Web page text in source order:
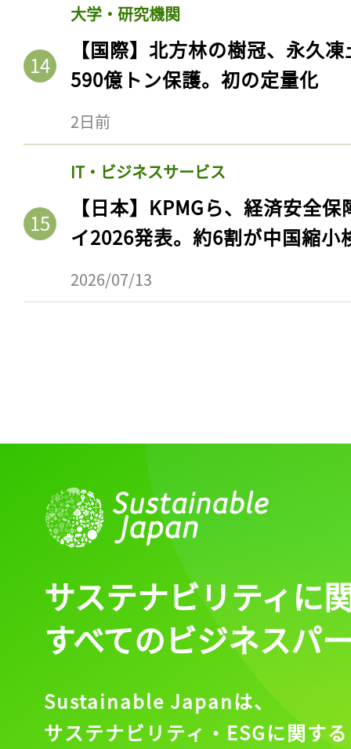
大学・研究機関
【国際】北方林の樹冠、永久
590億トン保護。初の定量化
2日前
IT・ビジネスサービス
【日本】KPMGら、経済安全
イ2026発表。約6割が中国縮小
2026/07/13
会員登録
サステナビリティに
すべてのビジネスパ
Sustainable Japanは、
サステナビリティ・ESGに関する